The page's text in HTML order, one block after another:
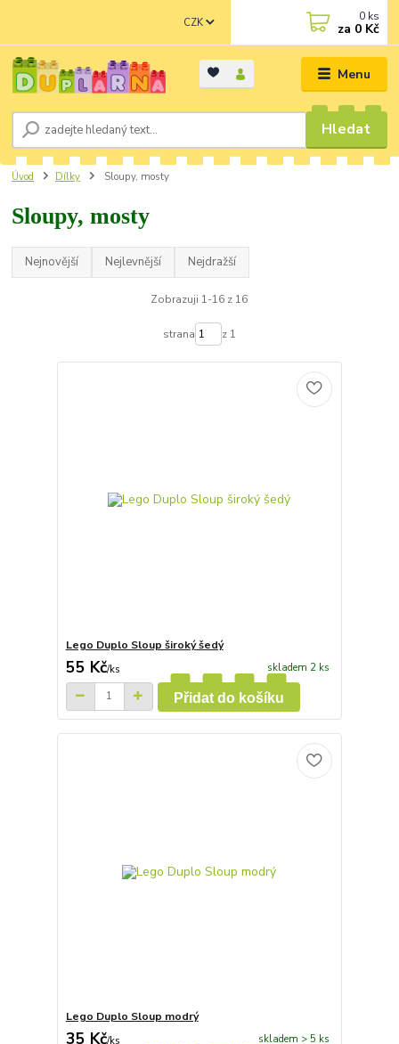
Menu
CZK
Hledat
0 ks
za 0 Kč
Úvod Dílky Sloupy, mosty
Sloupy, mosty
Nejnovější Nejlevnější Nejdražší
Zobrazuji 1-16 z 16
strana z 1
Lego Duplo Sloup široký šedý
55 Kč/ks skladem 2 ks
Přidat do košíku
Lego Duplo Sloup modrý
35 Kč/ks skladem > 5 ks